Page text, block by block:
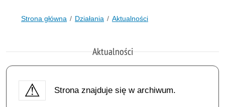
Strona główna Działania Aktualności
Aktualności
Strona znajduje się w archiwum.